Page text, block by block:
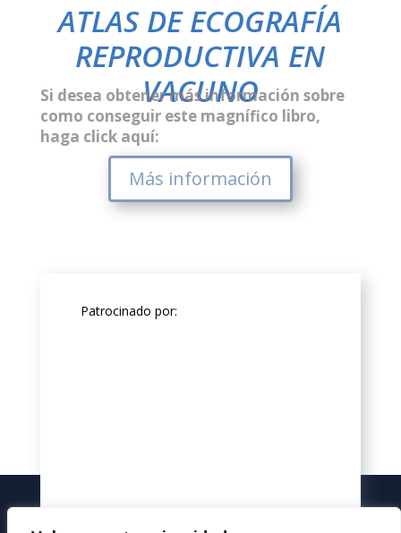
ATLAS DE ECOGRAFÍA
REPRODUCTIVA EN
VACUNO
Si desea obtener más información sobre
como conseguir este magnífico libro,
haga click aquí:
Más información
Patrocinado por: